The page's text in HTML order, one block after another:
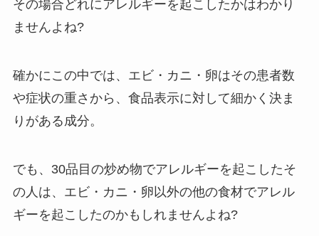
その場合どれにアレルギーを起こしたかはわかり
ませんよね?
確かにこの中では、エビ・カニ・卵はその患者数
や症状の重さから、食品表示に対して細かく決ま
りがある成分。
でも、30品目の炒め物でアレルギーを起こしたそ
の人は、エビ・カニ・卵以外の他の食材でアレル
ギーを起こしたのかもしれませんよね?